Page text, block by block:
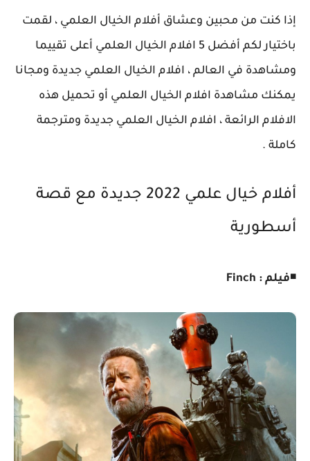
إذا كنت من محبين وعشاق أفلام الخيال العلمي ، لقمت
باختيار لكم أفضل 5 افلام الخيال العلمي أعلى تقييما
ومشاهدة في العالم ، افلام الخيال العلمي جديدة ومجانا
يمكنك مشاهدة افلام الخيال العلمي أو تحميل هذه
الافلام الرائعة ، افلام الخيال العلمي جديدة ومترجمة
كاملة .
أفلام خيال علمي 2022 جديدة مع قصة
أسطورية
◾فيلم : Finch